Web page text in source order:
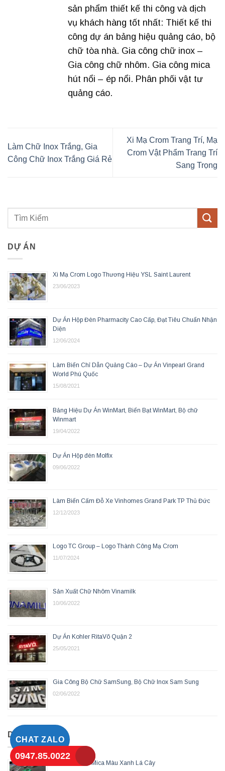
CHAT ZALO
0947.85.0022
sản phẩm thiết kế thi công và dịch
vụ khách hàng tốt nhất: Thiết kế thi
công dự án bảng hiệu quảng cáo, bộ
chữ tòa nhà. Gia công chữ inox –
Gia công chữ nhôm. Gia công mica
hút nổi – ép nổi. Phân phối vật tư
quảng cáo.
Làm Chữ Inox Trắng, Gia
Công Chữ Inox Trắng Giá Rẻ
Xi Mạ Crom Trang Trí, Mạ
Crom Vật Phẩm Trang Trí
Sang Trọng
DỰ ÁN
Xi Mạ Crom Logo Thương Hiệu YSL Saint Laurent
23/06/2023
Dự Án Hộp Đèn Pharmacity Cao Cấp, Đạt Tiêu Chuẩn Nhận
Diện
12/06/2024
Làm Biển Chỉ Dẫn Quảng Cáo – Dự Án Vinpearl Grand
World Phú Quốc
15/08/2021
Bảng Hiệu Dự Án WinMart, Biển Bạt WinMart, Bộ chữ
Winmart
19/04/2022
Dự Án Hộp đèn Molfix
09/06/2022
Làm Biển Cấm Đỗ Xe Vinhomes Grand Park TP Thủ Đức
12/12/2023
Logo TC Group – Logo Thành Công Mạ Crom
11/07/2024
Sản Xuất Chữ Nhôm Vinamilk
10/06/2022
Dự Án Kohler RitaVõ Quận 2
25/05/2021
Gia Công Bộ Chữ SamSung, Bộ Chữ Inox Sam Sung
02/06/2022
DỊCH VỤ
Làm Chữ Nổi Mica Màu Xanh Lá Cây